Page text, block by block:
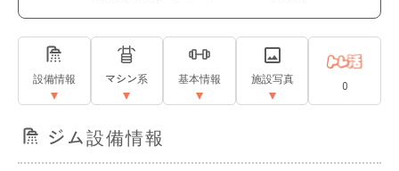
設備情報 マシン系 基本情報 施設写真 0
ジム設備情報